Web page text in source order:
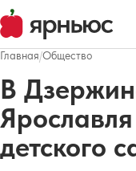
Главная/Общество
В
детского